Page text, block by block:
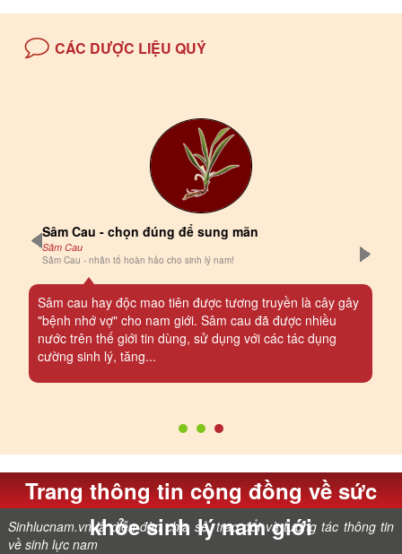
CÁC DƯỢC LIỆU QUÝ
Sâm Cau - chọn đúng để sung mãn
Sâm Cau
Sâm Cau - nhân tố hoàn hảo cho sinh lý nam!
Sâm cau hay độc mao tiên được tương truyền là cây gây
"bệnh nhớ vợ" cho nam giới. Sâm cau đã được nhiều
nước trên thế giới tin dùng, sử dụng với các tác dụng
cường sinh lý, tăng...
Trang thông tin cộng đồng về sức
khỏe sinh lý nam giới
Sinhlucnam.vn là diễn đàn chia sẻ, trao đổi và tương tác thông tin
về sinh lực nam